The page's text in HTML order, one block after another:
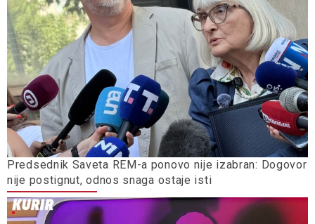
Predsednik Saveta REM-a ponovo nije izabran: Dogovor
nije postignut, odnos snaga ostaje isti